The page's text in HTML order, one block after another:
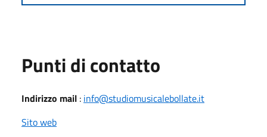
Punti di contatto
Indirizzo mail : info@studiomusicalebollate.it
Sito web